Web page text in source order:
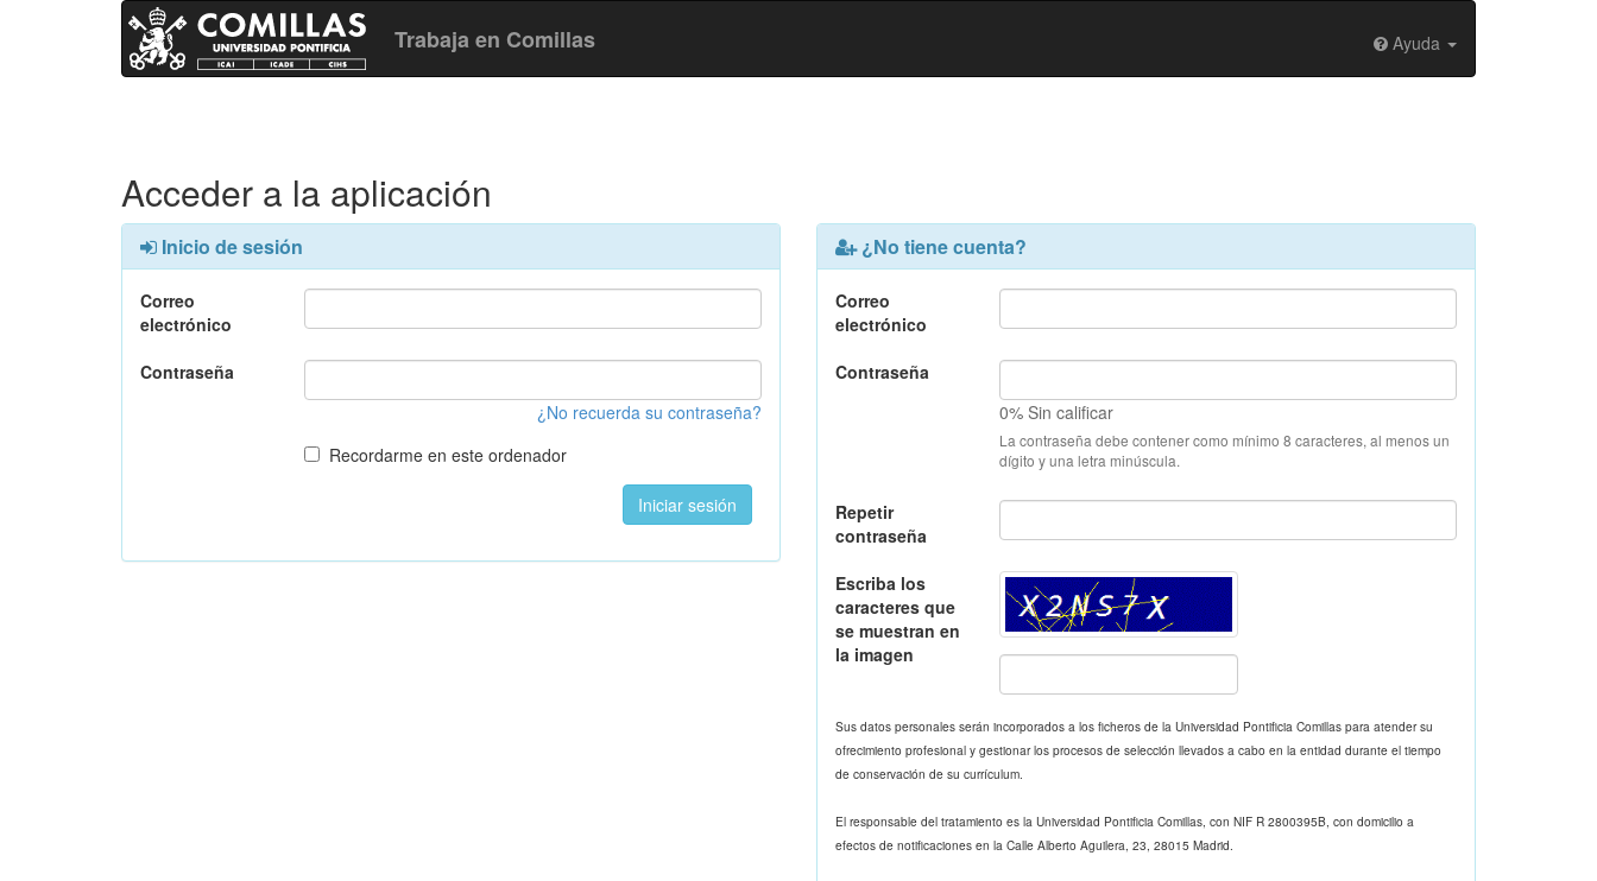
Trabaja en Comillas Ayuda
Acceder a la aplicación
Inicio de sesión
Correo
electrónico
Contraseña
¿No recuerda su contraseña?
Recordarme en este ordenador
¿No tiene cuenta?
Correo
electrónico
Contraseña
0% Sin calificar
La contraseña debe contener como mínimo 8 caracteres, al menos un
dígito y una letra minúscula.
Repetir
contraseña
Escriba los
caracteres que
se muestran en
la imagen
Sus datos personales serán incorporados a los ficheros de la Universidad Pontificia Comillas para atender su
ofrecimiento profesional y gestionar los procesos de selección llevados a cabo en la entidad durante el tiempo
de conservación de su currículum.
El responsable del tratamiento es la Universidad Pontificia Comillas, con NIF R 2800395B, con domicilio a
efectos de notificaciones en la Calle Alberto Aguilera, 23, 28015 Madrid.